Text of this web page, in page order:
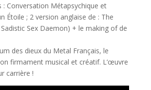
: Conversation Métapsychique et
Étoile ; 2 version anglaise de : The
Sex Daemon) + le making of de
des dieux du Metal Français, le
firmament musical et créatif. L’œuvre
carrière !